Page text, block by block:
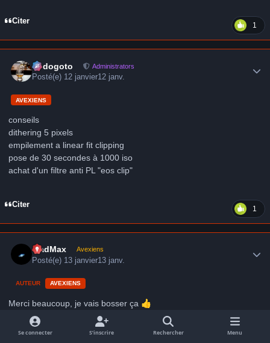
Citer 1
frédogoto Administrators
Posté(e) 12 janvier12 janv.
AVEXIENS
conseils
dithering 5 pixels
empilement a linear fit clipping
pose de 30 secondes à 1000 iso
achat d'un filtre anti PL "eos clip"
Citer 1
MadMax Avexiens
Posté(e) 13 janvier13 janv.
AUTEUR AVEXIENS
Merci beaucoup, je vais bosser ça 👍
Se connecter S’inscrire Rechercher Menu